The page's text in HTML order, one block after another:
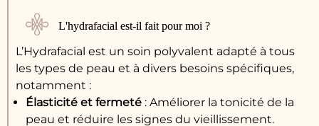
L'hydrafacial est-il fait pour moi ?
L’Hydrafacial est un soin polyvalent adapté à tous
les types de peau et à divers besoins spécifiques,
notamment :
Élasticité et fermeté: Améliorer la tonicité de la
peau et réduire les signes du vieillissement.